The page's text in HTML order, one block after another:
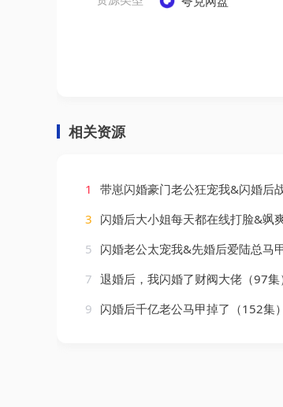
相关资源
1 带崽闪婚豪门老公狂宠我&闪婚后战
3 闪婚后大小姐每天都在线打脸&飒爽娇妻是大佬&我和
5 闪婚老公太宠我&先婚后爱陆总马
7 退婚后，我闪婚了财阀大佬（97集
9 闪婚后千亿老公马甲掉了（152集